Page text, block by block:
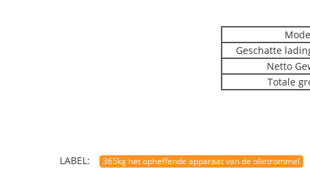
Geschatte
Netto
Totale
LABEL: 365kg het opheffende apparaat van de olietrommel